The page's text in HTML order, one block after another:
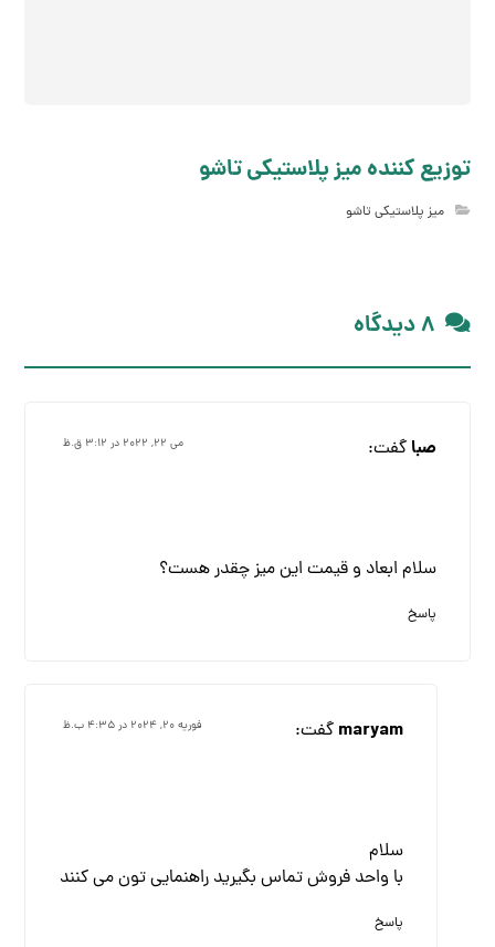
توزیع کننده میز پلاستیکی تاشو
میز پلاستیکی تاشو
۸ دیدگاه
صبا گفت: می ۲۲, ۲۰۲۲ در ۳:۱۲ ق.ظ
سلام ابعاد و قیمت این میز چقدر هست؟
پاسخ
maryam گفت: فوریه ۲۰, ۲۰۲۴ در ۴:۳۵ ب.ظ
سلام
با واحد فروش تماس بگیرید راهنمایی تون می کنند
پاسخ